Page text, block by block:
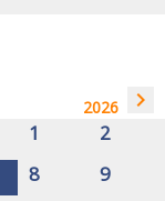
2026 navigate_next
1
2
8
9